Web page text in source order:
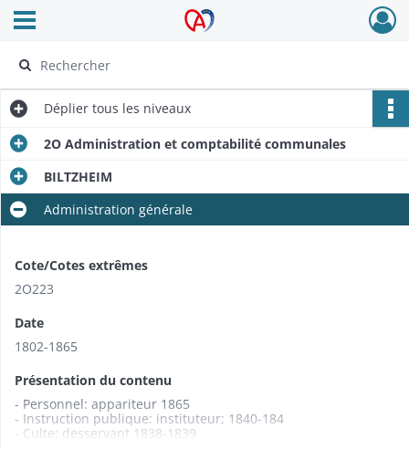
Archives Alsace - Colmar
Ouvrir le menu déroulant
Déplier tous les niveaux
2O Administration et comptabilité communales
BILTZHEIM
Administration générale
Cote/Cotes extrêmes
2O223
Date
1802-1865
Présentation du contenu
- Personnel: appariteur 1865
- Instruction publique: instituteur; 1840-184
- Culte: desservant 1838-1839